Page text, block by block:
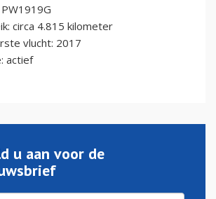
circa 4.815 kilometer
vlucht: 2017
actief
u aan voor de